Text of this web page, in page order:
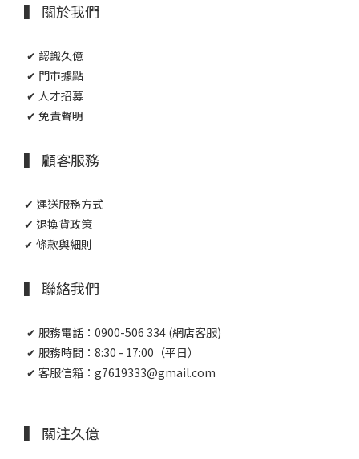
▍ 關於我們
✔ 認識久億
✔ 門市據點
✔ 人才招募
✔ 免責聲明
▍ 顧客服務
✔ 運送服務方式
✔ 退換貨政策
✔ 條款與細則
▍ 聯絡我們
✔ 服務電話：0900-506 334 (網店客服)
✔ 服務時間：8:30 - 17:00（平日）
✔ 客服信箱：g7619333@gmail.com
▍ 關注久億